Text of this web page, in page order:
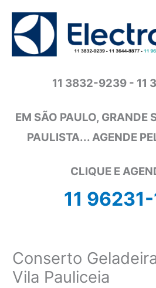
conteúdo
11 3832-9239 - 11
EM SÃO PAULO, GRANDE
PAULISTA... AGENDE
CLIQUE E
11
Conserto
Vila Pauliceia